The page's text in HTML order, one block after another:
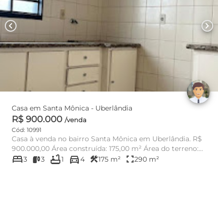
chevron_left chevron_right
Casa em Santa Mônica - Uberlândia
R$ 900.000 /venda
Cód: 10991
Casa à venda no bairro Santa Mônica em Uberlândia. R$
900.000,00 Área construída: 175,00 m² Área do terreno:
297,0...
bed3 3 bathtub1 directions_car4 construction175 m² fullscreen290 m²